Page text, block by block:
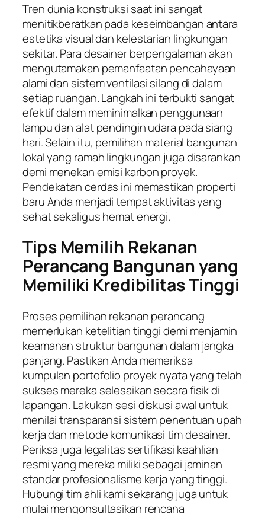
Tren dunia konstruksi saat ini sangat
menitikberatkan pada keseimbangan antara
estetika visual dan kelestarian lingkungan
sekitar. Para desainer berpengalaman akan
mengutamakan pemanfaatan pencahayaan
alami dan sistem ventilasi silang di dalam
setiap ruangan. Langkah ini terbukti sangat
efektif dalam meminimalkan penggunaan
lampu dan alat pendingin udara pada siang
hari. Selain itu, pemilihan material bangunan
lokal yang ramah lingkungan juga disarankan
demi menekan emisi karbon proyek.
Pendekatan cerdas ini memastikan properti
baru Anda menjadi tempat aktivitas yang
sehat sekaligus hemat energi.
Tips Memilih Rekanan
Perancang Bangunan yang
Memiliki Kredibilitas Tinggi
Proses pemilihan rekanan perancang
memerlukan ketelitian tinggi demi menjamin
keamanan struktur bangunan dalam jangka
panjang. Pastikan Anda memeriksa
kumpulan portofolio proyek nyata yang telah
sukses mereka selesaikan secara fisik di
lapangan. Lakukan sesi diskusi awal untuk
menilai transparansi sistem penentuan upah
kerja dan metode komunikasi tim desainer.
Periksa juga legalitas sertifikasi keahlian
resmi yang mereka miliki sebagai jaminan
standar profesionalisme kerja yang tinggi.
Hubungi tim ahli kami sekarang juga untuk
mulai mengonsultasikan rencana